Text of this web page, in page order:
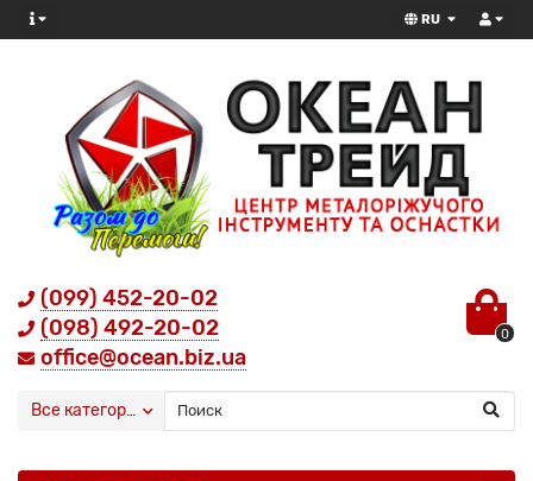
RU
(099) 452-20-02
(098) 492-20-02
office@ocean.biz.ua
0
Все категории